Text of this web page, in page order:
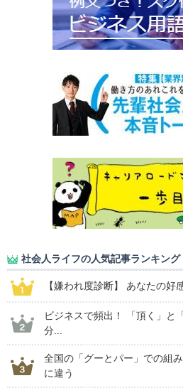
社会人ライフの人気記事ランキング
【嫌われ度診断】 あなたの好
ビジネスで頻出！ 「頂く」と
分...
全国の「グーとパー」での組
に違う